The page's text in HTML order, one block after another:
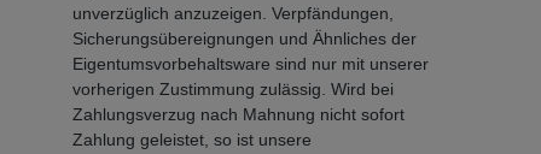
unverzüglich anzuzeigen. Verpfändungen,
Sicherungsübereignungen und Ähnliches der
Eigentumsvorbehaltsware sind nur mit unserer
vorherigen Zustimmung zulässig. Wird bei
Zahlungsverzug nach Mahnung nicht sofort
Zahlung geleistet, so ist unsere